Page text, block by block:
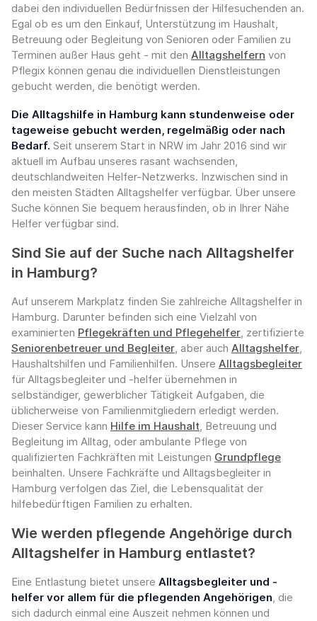
dabei den individuellen Bedürfnissen der Hilfesuchenden an.
Egal ob es um den Einkauf, Unterstützung im Haushalt,
Betreuung oder Begleitung von Senioren oder Familien zu
Terminen außer Haus geht - mit den Alltagshelfern von
Pflegix können genau die individuellen Dienstleistungen
gebucht werden, die benötigt werden.
Die Alltagshilfe in Hamburg kann stundenweise oder
tageweise gebucht werden, regelmäßig oder nach
Bedarf. Seit unserem Start in NRW im Jahr 2016 sind wir
aktuell im Aufbau unseres rasant wachsenden,
deutschlandweiten Helfer-Netzwerks. Inzwischen sind in
den meisten Städten Alltagshelfer verfügbar. Über unsere
Suche können Sie bequem herausfinden, ob in Ihrer Nähe
Helfer verfügbar sind.
Sind Sie auf der Suche nach Alltagshelfer
in Hamburg?
Auf unserem Markplatz finden Sie zahlreiche Alltagshelfer in
Hamburg. Darunter befinden sich eine Vielzahl von
examinierten Pflegekräften und Pflegehelfer, zertifizierte
Seniorenbetreuer und Begleiter, aber auch Alltagshelfer,
Haushaltshilfen und Familienhilfen. Unsere Alltagsbegleiter
für Alltagsbegleiter und -helfer übernehmen in
selbständiger, gewerblicher Tätigkeit Aufgaben, die
üblicherweise von Familienmitgliedern erledigt werden.
Dieser Service kann Hilfe im Haushalt, Betreuung und
Begleitung im Alltag, oder ambulante Pflege von
qualifizierten Fachkräften mit Leistungen Grundpflege
beinhalten. Unsere Fachkräfte und Alltagsbegleiter in
Hamburg verfolgen das Ziel, die Lebensqualität der
hilfebedürftigen Familien zu erhalten.
Wie werden pflegende Angehörige durch
Alltagshelfer in Hamburg entlastet?
Eine Entlastung bietet unsere Alltagsbegleiter und -
helfer vor allem für die pflegenden Angehörigen, die
sich dadurch einmal eine Auszeit nehmen können und